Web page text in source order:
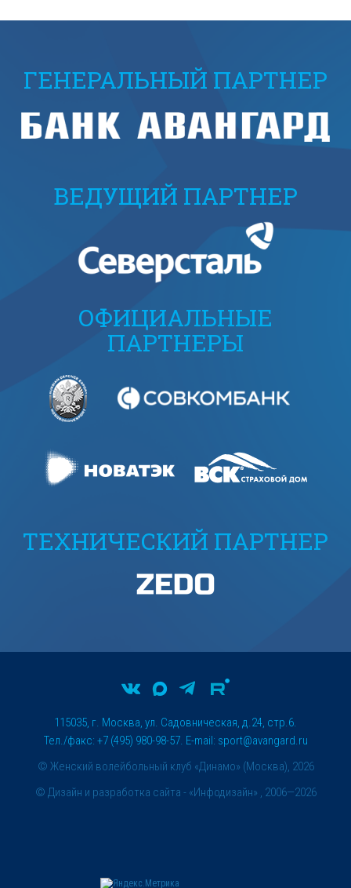
ГЕНЕРАЛЬНЫЙ ПАРТНЕР
ВЕДУЩИЙ ПАРТНЕР
ОФИЦИАЛЬНЫЕ
ПАРТНЕРЫ
ТЕХНИЧЕСКИЙ ПАРТНЕР
© Женский волейбольный клуб «Динамо» (Москва), 2026
115035, г. Москва, ул. Садовническая, д.24, стр.6.
Тел./факс: +7 (495) 980-98-57. E-mail: sport@avangard.ru
© Дизайн и разработка сайта - «Инфодизайн» , 2006—2026